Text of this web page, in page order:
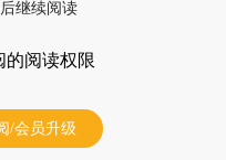
继续阅读
的阅读权限
/会员升级